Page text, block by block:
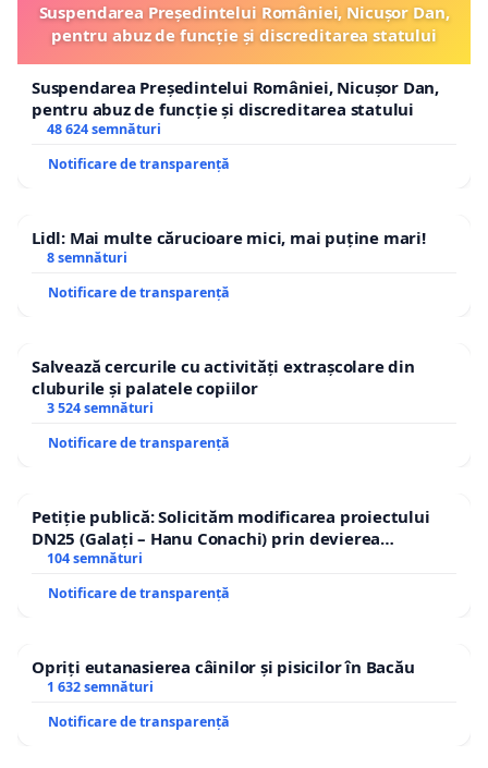
Suspendarea Președintelui României, Nicușor Dan,
pentru abuz de funcție și discreditarea statului
Suspendarea Președintelui României, Nicușor Dan,
pentru abuz de funcție și discreditarea statului
48 624 semnături
Notificare de transparență
Lidl: Mai multe cărucioare mici, mai puține mari!
8 semnături
Notificare de transparență
Salvează cercurile cu activități extrașcolare din
cluburile și palatele copiilor
3 524 semnături
Notificare de transparență
Petiție publică: Solicităm modificarea proiectului
DN25 (Galați – Hanu Conachi) prin devierea
traseului în afara localităților!
104 semnături
Notificare de transparență
Opriți eutanasierea câinilor și pisicilor în Bacău
1 632 semnături
Notificare de transparență